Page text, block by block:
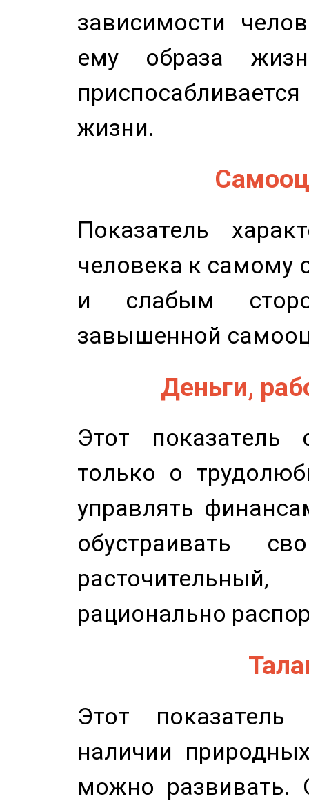
зависимости
ему образа
жизни.
Показатель
человека к самому
и слабым
завышенной
Деньги,
Этот показатель
только о
управлять
обустраивать
рационально
Этот показатель
наличии
можно развивать.